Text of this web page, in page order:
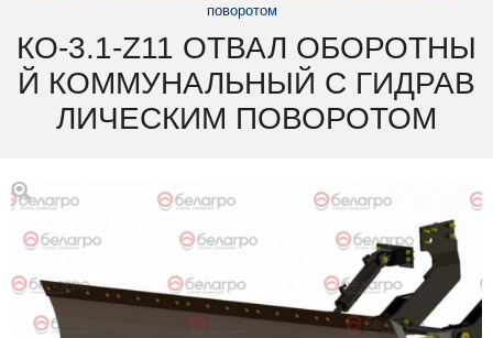
поворотом
КО-3.1-Z11 ОТВАЛ ОБОРОТНЫ
Й КОММУНАЛЬНЫЙ С ГИДРАВ
ЛИЧЕСКИМ ПОВОРОТОМ